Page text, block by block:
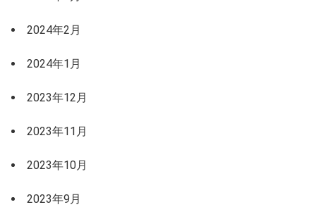
2024年2月
2024年1月
2023年12月
2023年11月
2023年10月
2023年9月